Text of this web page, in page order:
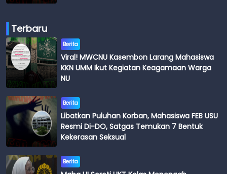
Terbaru
Berita
Viral! MWCNU Kasembon Larang Mahasiswa
KKN UMM Ikut Kegiatan Keagamaan Warga
NU
Berita
Libatkan Puluhan Korban, Mahasiswa FEB USU
Resmi Di-DO, Satgas Temukan 7 Bentuk
Kekerasan Seksual
Berita